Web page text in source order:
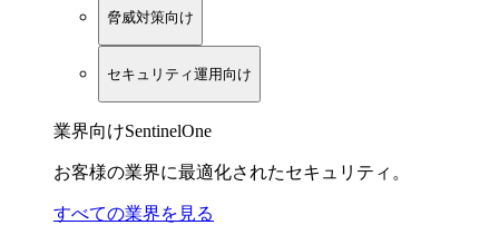
脅威対策向け
セキュリティ運用向け
業界向けSentinelOne
お客様の業界に最適化されたセキュリティ。
すべての業界を見る